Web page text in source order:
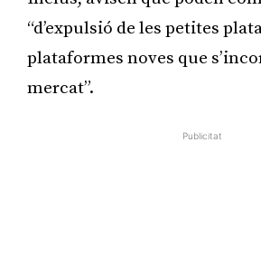
“d’expulsió de les petites
plataformes noves que
mercat”.
Publicitat